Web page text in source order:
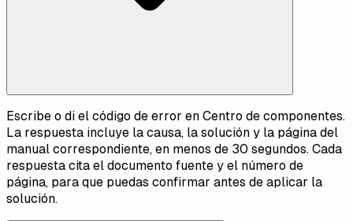
Escribe o di el código de error en Centro de componentes.
La respuesta incluye la causa, la solución y la página del
manual correspondiente, en menos de 30 segundos. Cada
respuesta cita el documento fuente y el número de
página, para que puedas confirmar antes de aplicar la
solución.